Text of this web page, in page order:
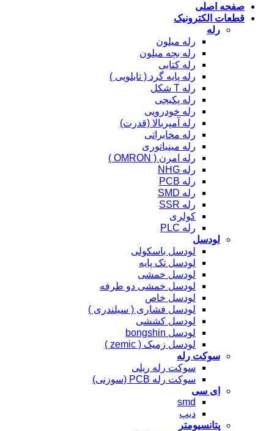
صفحه اصلی
قطعات الکترونیک
رله
رله میلون
رله بچه میلون
رله کتابی
رله پایه گرد ( تابلویی )
رله T شکل
رله پکیجی
رله خودرویی
رله آمپربالا (قدرت)
رله مخابراتی
رله مینیاتوری
رله امرن ( OMRON )
رله NHG
رله PCB
رله SMD
رله SSR
کولری
رله PLC
لودسل
لودسل باسکولی
لودسل تک پایه
لودسل خمشی
لودسل خمشی دو طرفه
لودسل خاص
لودسل فشاری ( سیلندری )
لودسل کششی
لودسل bongshin
لودسل زمیک ( zemic )
سوکت رله
سوکت رله ریلی
سوکت رله PCB (سوزنی)
ای سی
smd
دیپ
پتانسیومتر